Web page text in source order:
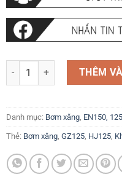
Khoá xăng Bơm xăng cơ
THÊM
Danh mục: Bơm xăng, EN150, 125
Thẻ: Bơm xăng, GZ125, HJ125,